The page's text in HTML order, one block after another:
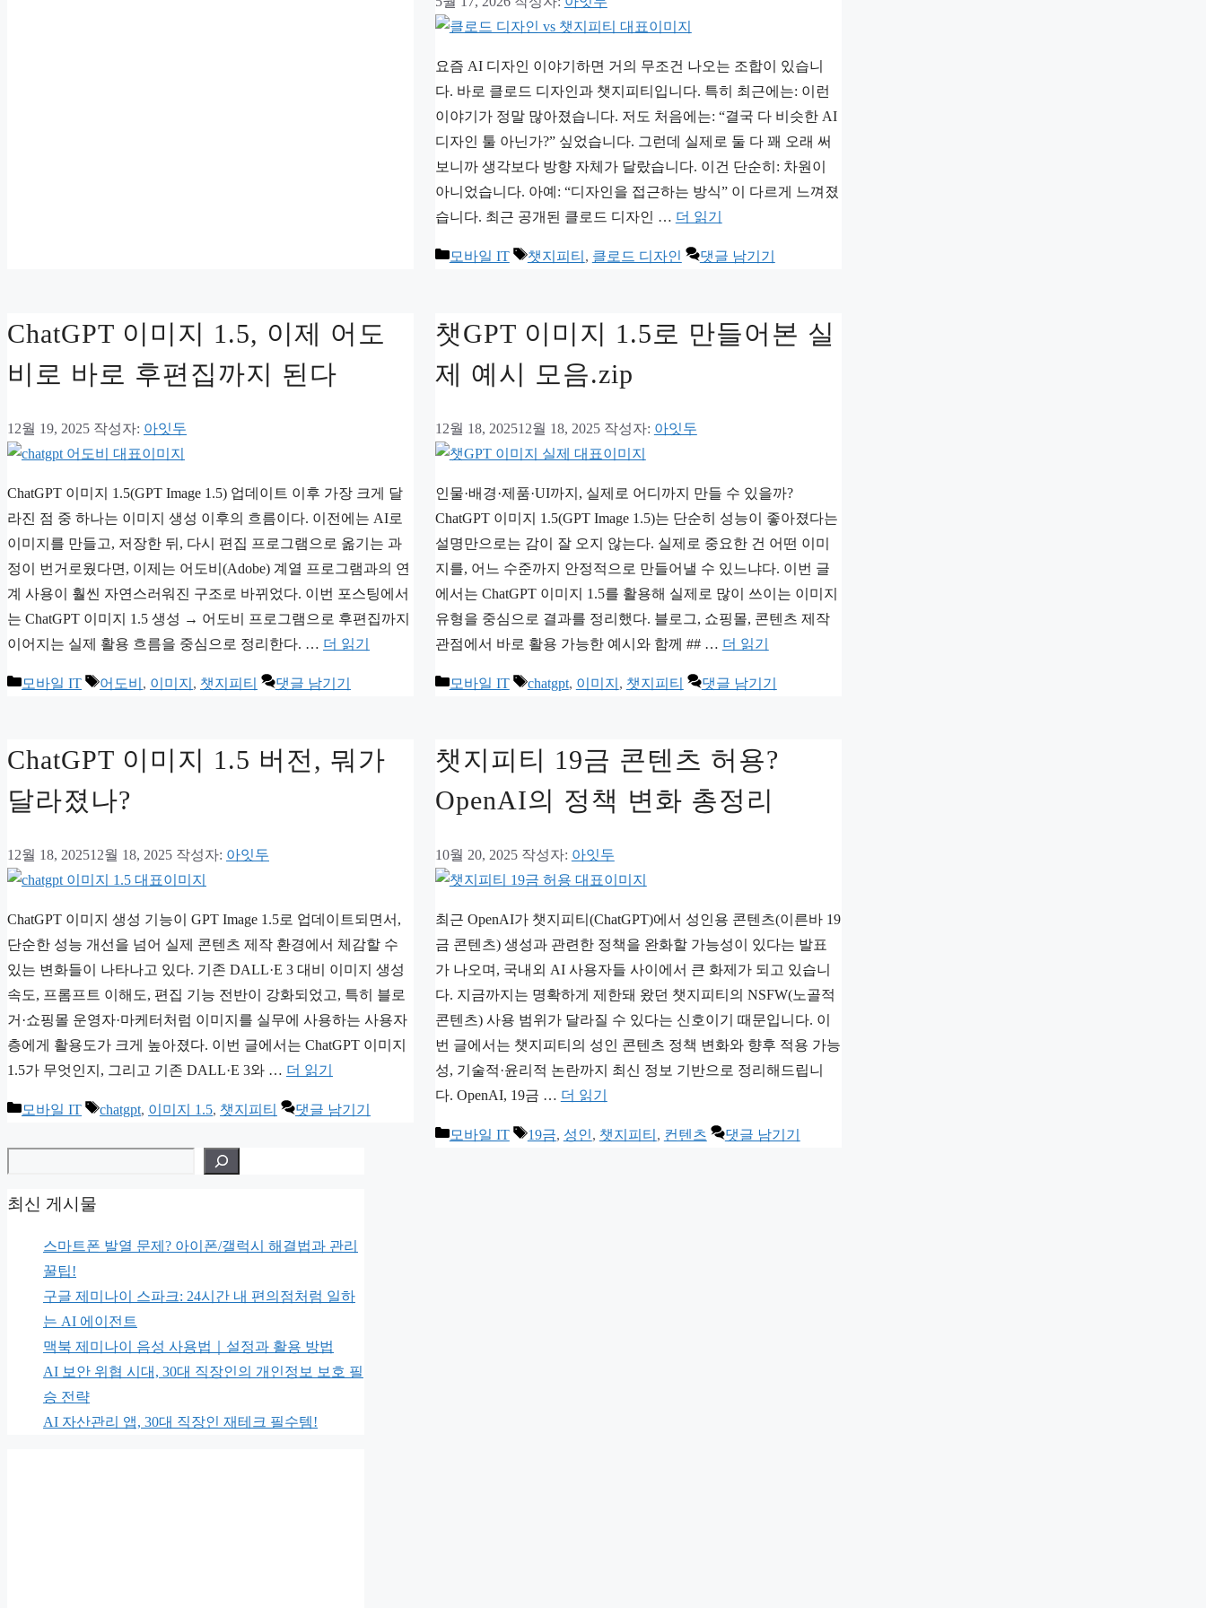
요즘 AI 디자인 이야기하면 거의 무조건 나오는 조합이 있습니
다. 바로 클로드 디자인과 챗지피티입니다. 특히 최근에는: 이런
이야기가 정말 많아졌습니다. 저도 처음에는: “결국 다 비슷한 AI
디자인 툴 아닌가?” 싶었습니다. 그런데 실제로 둘 다 꽤 오래 써
보니까 생각보다 방향 자체가 달랐습니다. 이건 단순히: 차원이
아니었습니다. 아예: “디자인을 접근하는 방식” 이 다르게 느껴졌
습니다. 최근 공개된 클로드 디자인 … 더 읽기
카
리
모바일 IT
태
챗지피티 , 클로드 디자인 댓글 남기기
ChatGPT 이미지 1.5, 이제 어도
비로 바로 후편집까지 된다
12월 19, 2025 작성자: 아잇두
ChatGPT 이미지 1.5(GPT Image 1.5) 업데이트 이후 가장 크게 달
라진 점 중 하나는 이미지 생성 이후의 흐름이다. 이전에는 AI로
이미지를 만들고, 저장한 뒤, 다시 편집 프로그램으로 옮기는 과
정이 번거로웠다면, 이제는 어도비(Adobe) 계열 프로그램과의 연
계 사용이 훨씬 자연스러워진 구조로 바뀌었다. 이번 포스팅에서
는 ChatGPT 이미지 1.5 생성 → 어도비 프로그램으로 후편집까지
이어지는 실제 활용 흐름을 중심으로 정리한다. … 더 읽기
카
리
모바일 IT
태
어도비 , 이미지 , 챗지피티 댓글 남기기
챗GPT 이미지 1.5로 만들어본 실
제 예시 모음.zip
12월 18, 202512월 18, 2025 작성자: 아잇두
인물·배경·제품·UI까지, 실제로 어디까지 만들 수 있을까?
ChatGPT 이미지 1.5(GPT Image 1.5)는 단순히 성능이 좋아졌다는
설명만으로는 감이 잘 오지 않는다. 실제로 중요한 건 어떤 이미
지를, 어느 수준까지 안정적으로 만들어낼 수 있느냐다. 이번 글
에서는 ChatGPT 이미지 1.5를 활용해 실제로 많이 쓰이는 이미지
유형을 중심으로 결과를 정리했다. 블로그, 쇼핑몰, 콘텐츠 제작
관점에서 바로 활용 가능한 예시와 함께 ## … 더 읽기
카
리
모바일 IT
태
chatgpt, 이미지 , 챗지피티 댓글 남기기
ChatGPT 이미지 1.5 버전, 뭐가
달라졌나?
12월 18, 202512월 18, 2025 작성자: 아잇두
ChatGPT 이미지 생성 기능이 GPT Image 1.5로 업데이트되면서,
단순한 성능 개선을 넘어 실제 콘텐츠 제작 환경에서 체감할 수
있는 변화들이 나타나고 있다. 기존 DALL·E 3 대비 이미지 생성
속도, 프롬프트 이해도, 편집 기능 전반이 강화되었고, 특히 블로
거·쇼핑몰 운영자·마케터처럼 이미지를 실무에 사용하는 사용자
층에게 활용도가 크게 높아졌다. 이번 글에서는 ChatGPT 이미지
1.5가 무엇인지, 그리고 기존 DALL·E 3와 … 더 읽기
카
모바일 IT
태
chatgpt, 이미지 1.5, 챗지피티 댓글 남기기
챗지피티 19금 콘텐츠 허용?
OpenAI의 정책 변화 총정리
10월 20, 2025 작성자: 아잇두
최근 OpenAI가 챗지피티(ChatGPT)에서 성인용 콘텐츠(이른바 19
금 콘텐츠) 생성과 관련한 정책을 완화할 가능성이 있다는 발표
가 나오며, 국내외 AI 사용자들 사이에서 큰 화제가 되고 있습니
다. 지금까지는 명확하게 제한돼 왔던 챗지피티의 NSFW(노골적
콘텐츠) 사용 범위가 달라질 수 있다는 신호이기 때문입니다. 이
번 글에서는 챗지피티의 성인 콘텐츠 정책 변화와 향후 적용 가능
성, 기술적·윤리적 논란까지 최신 정보 기반으로 정리해드립니
다. OpenAI, 19금 … 더 읽기
카
모바일 IT
태
19금, 성인, 챗지피티 , 컨텐츠
댓글 남기기
최신 게시물
스마트폰 발열 문제? 아이폰/갤럭시 해결법과 관리
꿀팁!
구글 제미나이 스파크: 24시간 내 편의점처럼 일하
는 AI 에이전트
맥북 제미나이 음성 사용법｜설정과 활용 방법
AI 보안 위협 시대, 30대 직장인의 개인정보 보호 필
승 전략
AI 자산관리 앱, 30대 직장인 재테크 필수템!